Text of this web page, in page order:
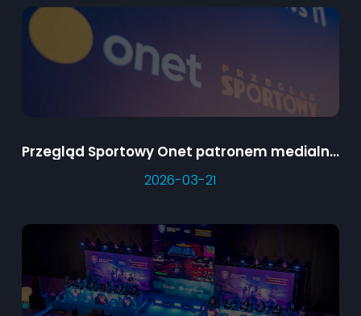
Przegląd Sportowy Onet patronem medialnym Predator Games
2026-03-21